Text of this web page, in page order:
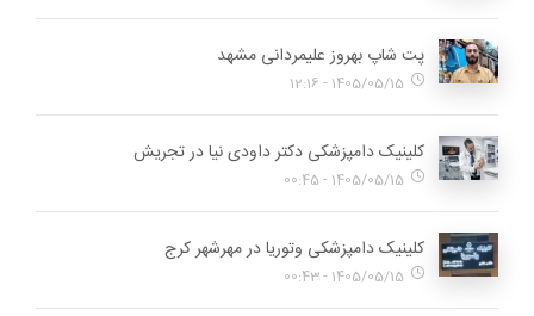
پت شاپ بهروز علیمردانی مشهد
1405/05/15 - 12:16
کلینیک دامپزشکی دکتر داودی نیا در تجریش
1405/05/15 - 00:45
کلینیک دامپزشکی وتوریا در مهرشهر کرج
1405/05/15 - 00:43